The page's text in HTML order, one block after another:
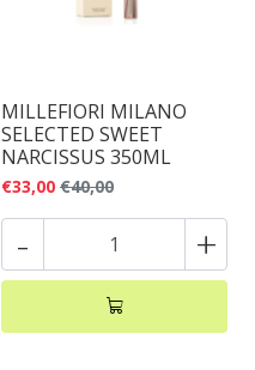
MILLEFIORI MILANO
SELECTED SWEET
NARCISSUS 350ML
€33,00 €40,00
- +